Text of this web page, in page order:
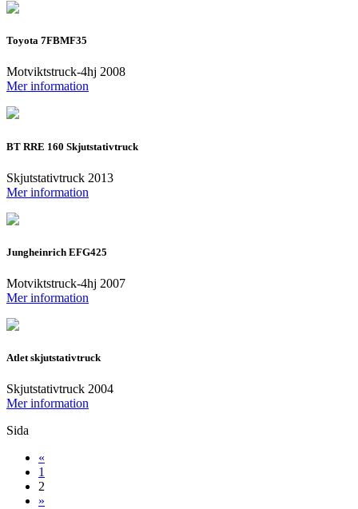
Toyota 7FBMF35
Motviktstruck-4hj 2008
Mer information
BT RRE 160 Skjutstativtruck
Skjutstativtruck 2013
Mer information
Jungheinrich EFG425
Motviktstruck-4hj 2007
Mer information
Atlet skjutstativtruck
Skjutstativtruck 2004
Mer information
Sida
«
1
2
»